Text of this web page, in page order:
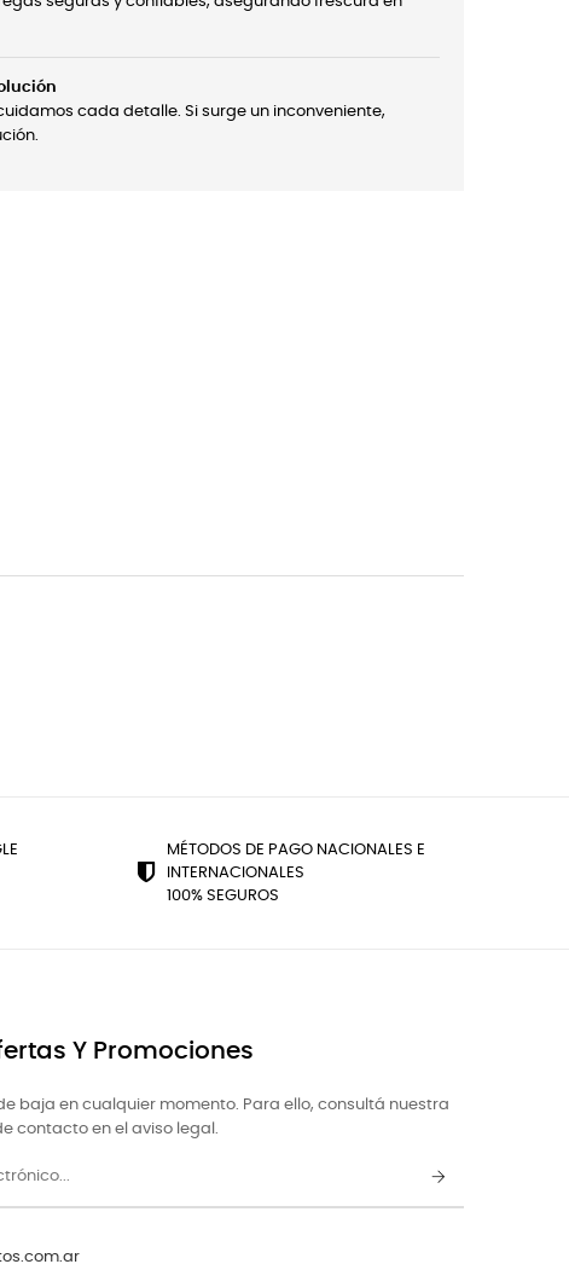
cada detalle. Si surge un inconveniente,
MÉTODOS DE PAGO NACIONALES E
INTERNACIONALES
100% SEGUROS
Y Promociones
baja en cualquier momento. Para ello, consultá nuestra
contacto en el aviso legal.